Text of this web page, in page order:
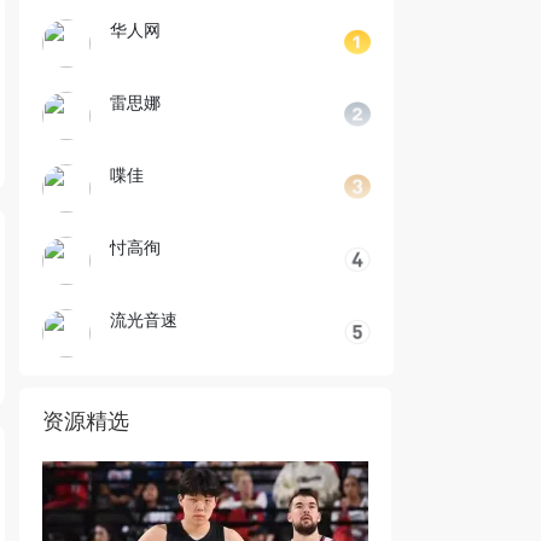
华人网
雷思娜
喋佳
忖高徇
流光音速
资源精选